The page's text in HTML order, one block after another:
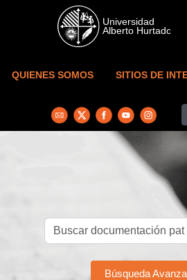
Skip to main content
QUIENES SOMOS SITIOS DE
Búsqueda